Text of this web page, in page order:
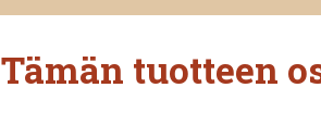
Tämän tuotteen